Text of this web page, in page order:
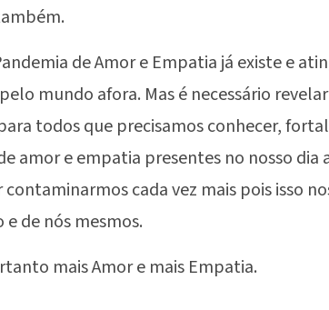
de Amor e Empatia já existe e
mundo afora. Mas é necessário
todos que precisamos conhecer,
amor e empatia presentes no nosso dia
cada vez mais pois isso
de nós mesmos.
mais Amor e mais Empatia.